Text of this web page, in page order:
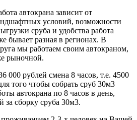
автокрана зависит от
условий, возможности
сруба и удобства работа
бывает разная в регионах. В
мы работаем своим автокраном,
рыночной.
000 рублей смена 8 часов, т.е. 4500
того чтобы собрать сруб 30м3
автокрана по 8 часов в день,
за сборку сруба 30м3.